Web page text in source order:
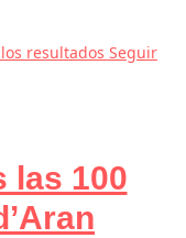
resultados Seguir
las 100